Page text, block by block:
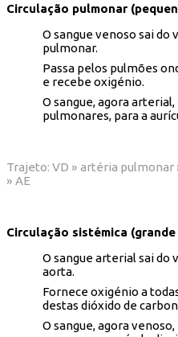
Circulação pulmonar
O sangue venoso sai
pulmonar.
Passa pelos pulmões
e recebe oxigénio.
O sangue, agora
pulmonares, para a
Trajeto: VD » artéria pulmonar
» AE
Circulação sistémica
O sangue arterial sai
aorta.
Fornece oxigénio a
destas dióxido de
O sangue, agora